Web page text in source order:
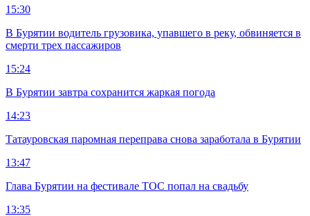
15:30
В Бурятии водитель грузовика, упавшего в реку, обвиняется в
смерти трех пассажиров
15:24
В Бурятии завтра сохранится жаркая погода
14:23
Татауровская паромная переправа снова заработала в Бурятии
13:47
Глава Бурятии на фестивале ТОС попал на свадьбу
13:35